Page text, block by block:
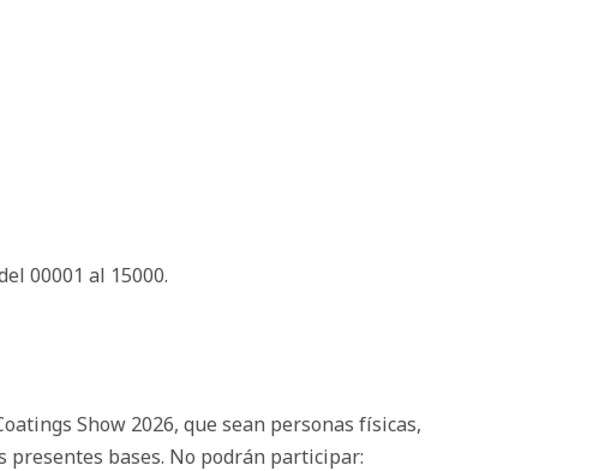
00001 al 15000.
Show 2026, que sean personas físicas,
presentes bases. No podrán participar: